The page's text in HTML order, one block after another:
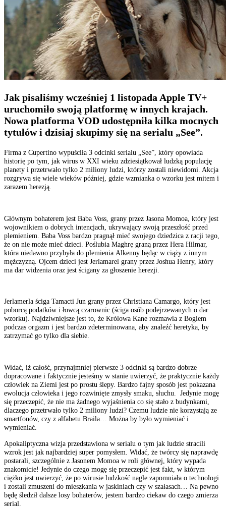
Jak pisaliśmy wcześniej 1 listopada Apple TV+
uruchomiło swoją platformę w innych krajach.
Nowa platforma VOD udostępniła kilka mocnych
tytułów i dzisiaj skupimy się na serialu „See”.
Firma z Cupertino wypuściła 3 odcinki serialu „See”, który opowiada
historię po tym, jak wirus w XXI wieku zdziesiątkował ludzką populację
planety i przetrwało tylko 2 miliony ludzi, którzy zostali niewidomi. Akcja
rozgrywa się wiele wieków później, gdzie wzmianka o wzorku jest mitem i
zarazem herezją.
Głównym bohaterem jest Baba Voss, grany przez Jasona Momoa, który jest
wojownikiem o dobrych intencjach, ukrywający swoją przeszłość przed
plemieniem. Baba Voss bardzo pragnął mieć swojego dziedzica z racji tego,
że on nie może mieć dzieci. Poślubia Maghrę graną przez Hera Hilmar,
która niedawno przybyła do plemienia Alkenny będąc w ciąży z innym
mężczyzną. Ojcem dzieci jest Jerlamarel grany przez Joshua Henry, który
ma dar widzenia oraz jest ścigany za głoszenie herezji.
Jerlamerla ściga Tamacti Jun grany przez Christiana Camargo, który jest
poborcą podatków i łowcą czarownic (ściga osób podejrzewanych o dar
wzorku). Najdziwniejsze jest to, że Królowa Kane rozmawia z Bogiem
podczas orgazm i jest bardzo zdeterminowana, aby znaleźć heretyka, by
zatrzymać go tylko dla siebie.
Widać, iż całość, przynajmniej pierwsze 3 odcinki są bardzo dobrze
dopracowane i faktycznie jesteśmy w stanie uwierzyć, że praktycznie każdy
człowiek na Ziemi jest po prostu ślepy. Bardzo fajny sposób jest pokazana
ewolucja człowieka i jego rozwinięte zmysły smaku, słuchu. Jedynie mogę
się przeczepić, że nie ma żadnego wyjaśnienia co się stało z budynkami,
dlaczego przetrwało tylko 2 miliony ludzi? Czemu ludzie nie korzystają ze
smartfonów, czy z alfabetu Braila… Można by było wymieniać i
wymieniać.
Apokaliptyczna wizja przedstawiona w serialu o tym jak ludzie stracili
wzrok jest jak najbardziej super pomysłem. Widać, że twórcy się naprawdę
postarali, szczególnie z Jasonem Momoa w roli głównej, który wypada
znakomicie! Jedynie do czego mogę się przeczepić jest fakt, w którym
ciężko jest uwierzyć, że po wirusie ludzkość nagle zapomniała o technologi
i zostali zmuszeni do mieszkania w jaskiniach czy w szałasach… Na pewno
będę śledził dalsze losy bohaterów, jestem bardzo ciekaw do czego zmierza
serial.